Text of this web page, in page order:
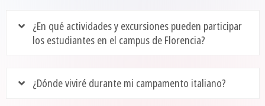
¿En qué actividades y excursiones pueden participar
los estudiantes en el campus de Florencia?
¿Dónde viviré durante mi campamento italiano?